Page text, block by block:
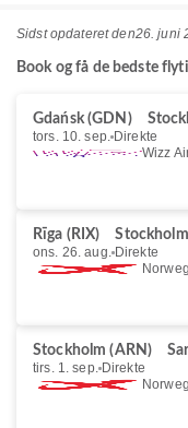
Sidst opdateret den26. juni
Book og få de bedste
Gdańsk (GDN)
tors. 10. sep. Direkte
Wizz
Rīga (RIX)
ons. 26. aug. Direkte
Stockholm (ARN)
tirs. 1. sep. Direkte